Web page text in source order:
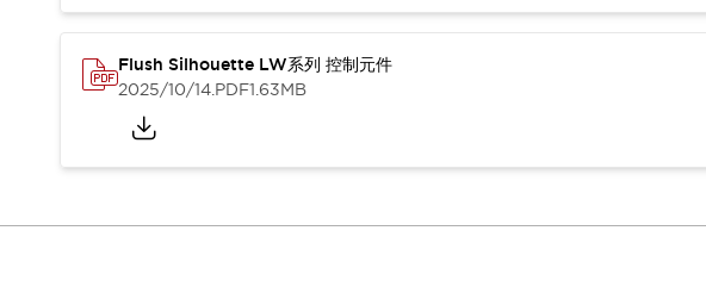
服務據點
產品變更/停產通知
Flush Silhouette LW系列 控制元件
2025/10/14.PDF1.63MB